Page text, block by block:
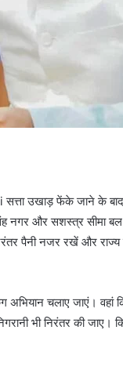
सत्ता उखाड़ फेंके जाने के
नगर और सशस्त्र सीमा
पैनी नजर रखें और राज्य
चलाए जाएं। वहां
भी निरंतर की जाए।